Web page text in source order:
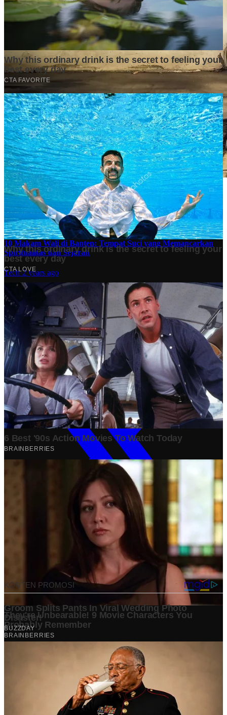
Stok BBM di Indonesia Hanya Tinggal 21 Hari, Apa
Dampaknya bagi Masyarakat?
Finansial·5 months ago
10 Makam Wali di Banten: Tempat Suci yang Memancarkan
Spiritualitas dan Sejarah
Tech·2 years ago
Analisis Bisnis Kopi Kenangan vs Point Coffee: Persaingan
dalam Industri Kopi Indonesia
Bisnis
1 year ago
Share: